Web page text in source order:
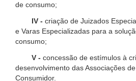
de consumo;
IV - criação de Juizados
e Varas Especializadas para a
consumo;
V - concessão de estímulos à
desenvolvimento das Associações
Consumidor.